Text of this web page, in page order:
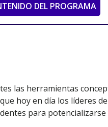
DEL PROGRAMA
las herramientas
hoy en día los líderes
para